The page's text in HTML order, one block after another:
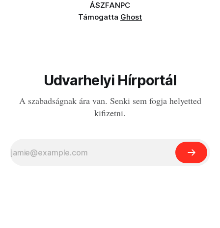
ÁSZFANPC
Támogatta Ghost
Udvarhelyi Hírportál
A szabadságnak ára van. Senki sem fogja helyetted
kifizetni.